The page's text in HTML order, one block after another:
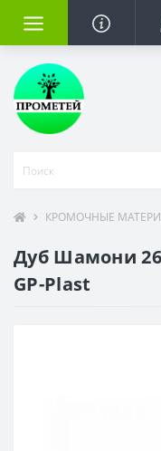
КРОМОЧНЫЕ
Дуб Шамони
GP-Plast